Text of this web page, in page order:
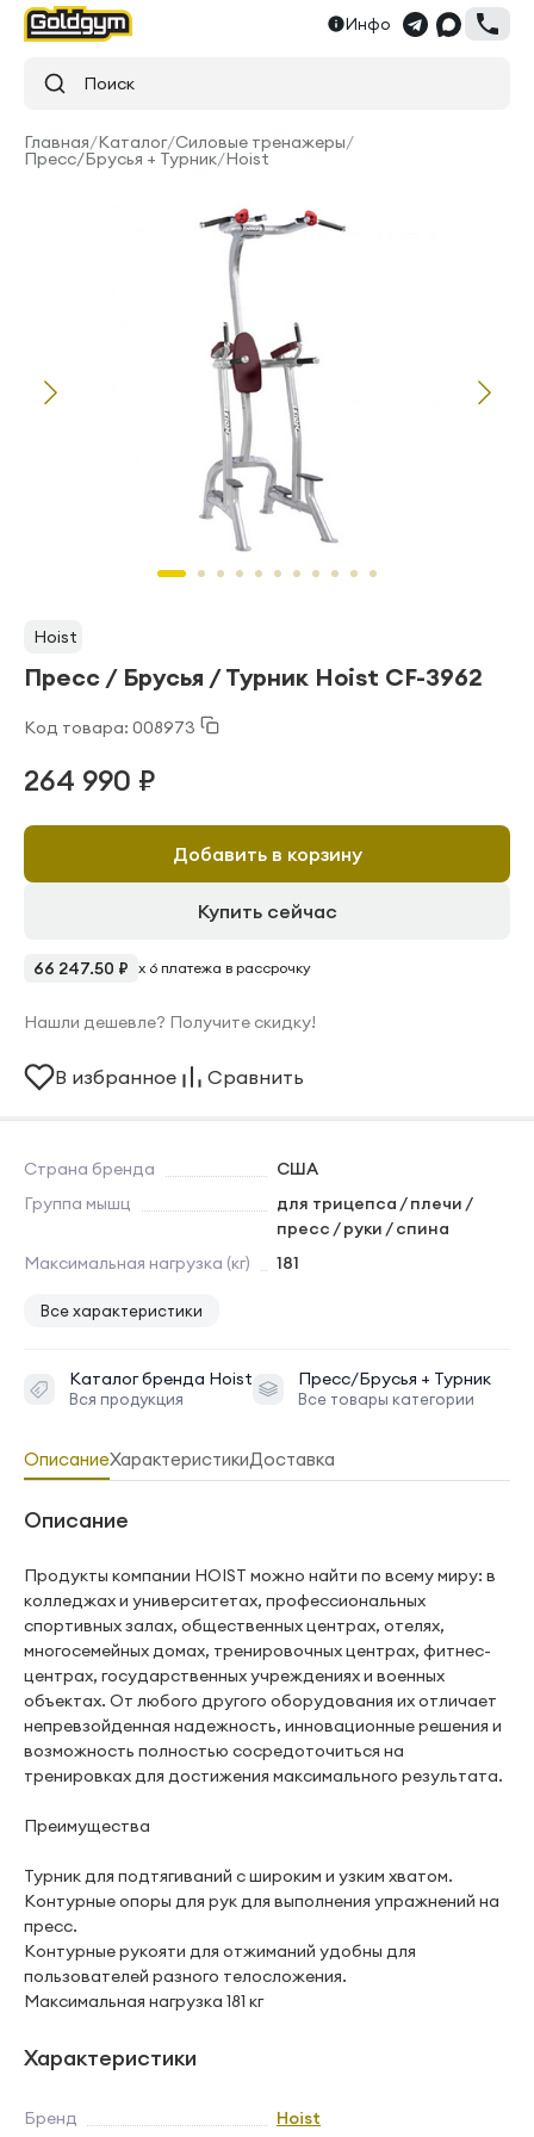
Инфо
Поиск
Главная/Каталог/Силовые тренажеры/
Пресс/Брусья + Турник/Hoist
Hoist
Пресс / Брусья / Турник Hoist CF-3962
Код товара: 008973
Страна бренда
США
Группа мышц
для трицепса / плечи /
пресс / руки / спина
Максимальная нагрузка (кг)
181
Все характеристики
Каталог бренда Hoist
Вся продукция
Пресс/Брусья + Турник
Все товары категории
264 990 ₽
Добавить в корзину
Купить сейчас
66 247.50 ₽ x 6 платежа в рассрочку
Нашли дешевле? Получите скидку!
В избранное Сравнить
ОписаниеХарактеристикиДоставка
Описание
Продукты компании HOIST можно найти по всему миру: в
колледжах и университетах, профессиональных
спортивных залах, общественных центрах, отелях,
многосемейных домах, тренировочных центрах, фитнес-
центрах, государственных учреждениях и военных
объектах. От любого другого оборудования их отличает
непревзойденная надежность, инновационные решения и
возможность полностью сосредоточиться на
тренировках для достижения максимального результата.
Преимущества
Турник для подтягиваний с широким и узким хватом.
Контурные опоры для рук для выполнения упражнений на
пресс.
Контурные рукояти для отжиманий удобны для
пользователей разного телосложения.
Максимальная нагрузка 181 кг
Характеристики
Бренд Hoist